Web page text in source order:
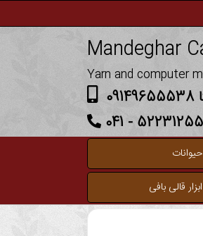
Mandeghar
Yarn and computer
حیوانات
ابزار قالی بافی